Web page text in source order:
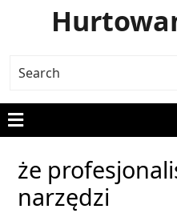
że
narzędzi